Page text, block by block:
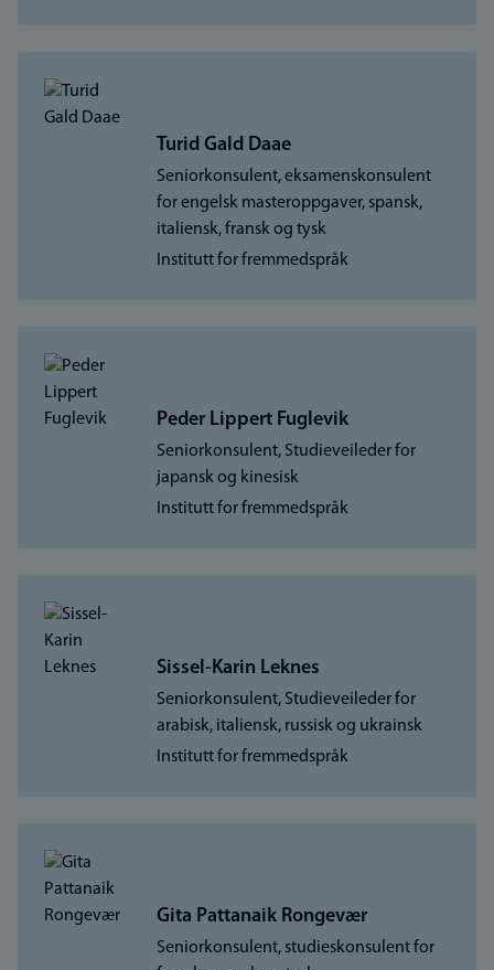
Turid Gald Daae
Seniorkonsulent, eksamenskonsulent
for engelsk masteroppgaver, spansk,
italiensk, fransk og tysk
Institutt for fremmedspråk
Peder Lippert Fuglevik
Seniorkonsulent, Studieveileder for
japansk og kinesisk
Institutt for fremmedspråk
Sissel-Karin Leknes
Seniorkonsulent, Studieveileder for
arabisk, italiensk, russisk og ukrainsk
Institutt for fremmedspråk
Gita Pattanaik Rongevær
Seniorkonsulent, studieskonsulent for